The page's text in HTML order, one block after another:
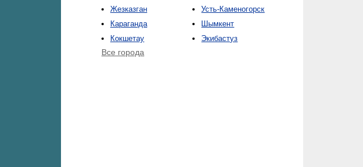
Жезказган
Караганда
Кокшетау
Усть-Каменогорск
Шымкент
Экибастуз
Все города